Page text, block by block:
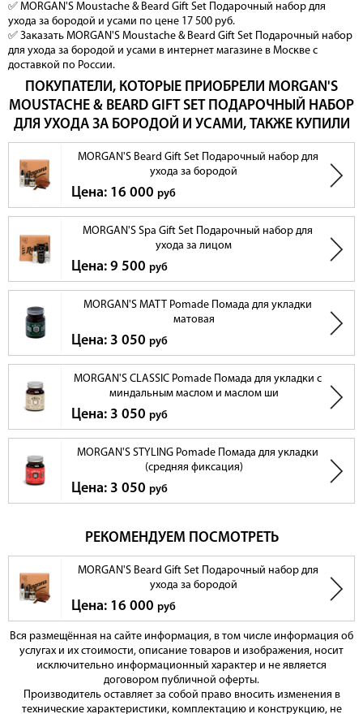
MORGAN'S Крем для усов и бороды 75 мл.
MORGAN'S Складная расческа для усов маленькая;
MORGAN'S Масло для бороды 50 мл.
MORGAN'S Шампунь для бороды 100 мл.
Фирменная подарочная упаковка
✅ MORGAN'S Moustache & Beard Gift Set Подарочный набор для
ухода за бородой и усами по цене 17 500 руб.
✅ Заказать MORGAN'S Moustache & Beard Gift Set Подарочный набор
для ухода за бородой и усами в интернет магазине в Москве с
доставкой по России.
ПОКУПАТЕЛИ, КОТОРЫЕ ПРИОБРЕЛИ MORGAN'S
MOUSTACHE & BEARD GIFT SET ПОДАРОЧНЫЙ НАБОР
ДЛЯ УХОДА ЗА БОРОДОЙ И УСАМИ, ТАКЖЕ КУПИЛИ
MORGAN'S Beard Gift Set Подарочный набор для
ухода за бородой
Цена: 16 000 руб
MORGAN'S Spa Gift Set Подарочный набор для
ухода за лицом
Цена: 9 500 руб
MORGAN'S MATT Pomade Помада для укладки
матовая
Цена: 3 050 руб
MORGAN'S CLASSIC Pomade Помада для укладки с
миндальным маслом и маслом ши
Цена: 3 050 руб
MORGAN'S STYLING Pomade Помада для укладки
(средняя фиксация)
Цена: 3 050 руб
РЕКОМЕНДУЕМ ПОСМОТРЕТЬ
MORGAN'S Beard Gift Set Подарочный набор для
ухода за бородой
Цена: 16 000 руб
Вся размещённая на сайте информация, в том числе информация об
услугах и их стоимости, описание товаров и изображения, носит
исключительно информационный характер и не является
договором публичной оферты.
Производитель оставляет за собой право вносить изменения в
технические характеристики, комплектацию и конструкцию, не